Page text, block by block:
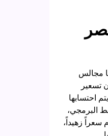
مجالس
تسعير
احتسابها
البرمجي،
سعراً زهيداً،